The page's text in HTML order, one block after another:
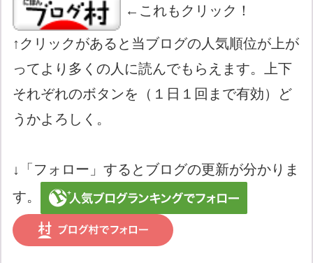
←これもクリック！
↑クリックがあると当ブログの人気順位が上が
ってより多くの人に読んでもらえます。上下
それぞれのボタンを（１日１回まで有効）ど
うかよろしく。
↓「フォロー」するとブログの更新が分かりま
す。